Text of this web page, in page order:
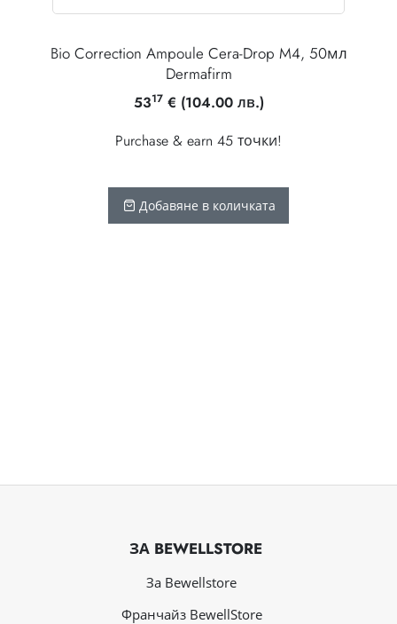
Bio Correction Ampoule Cera-Drop M4, 50мл
Dermafirm
5317 € (104.00 лв.)
Purchase & earn 45 точки!
Добавяне в количката
ЗА BEWELLSTORE
За Bewellstore
Франчайз BewellStore